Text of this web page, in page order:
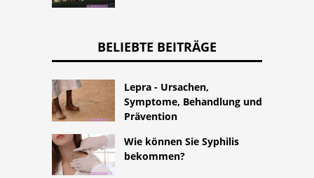
BELIEBTE BEITRÄGE
Lepra - Ursachen,
Symptome, Behandlung und
Prävention
Wie können Sie Syphilis
bekommen?